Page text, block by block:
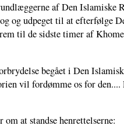
af Den Islamiske
og udpeget til at efterfølge
til de sidste timer af
begået i Den
vil fordømme os for
at standse henrettelserne: